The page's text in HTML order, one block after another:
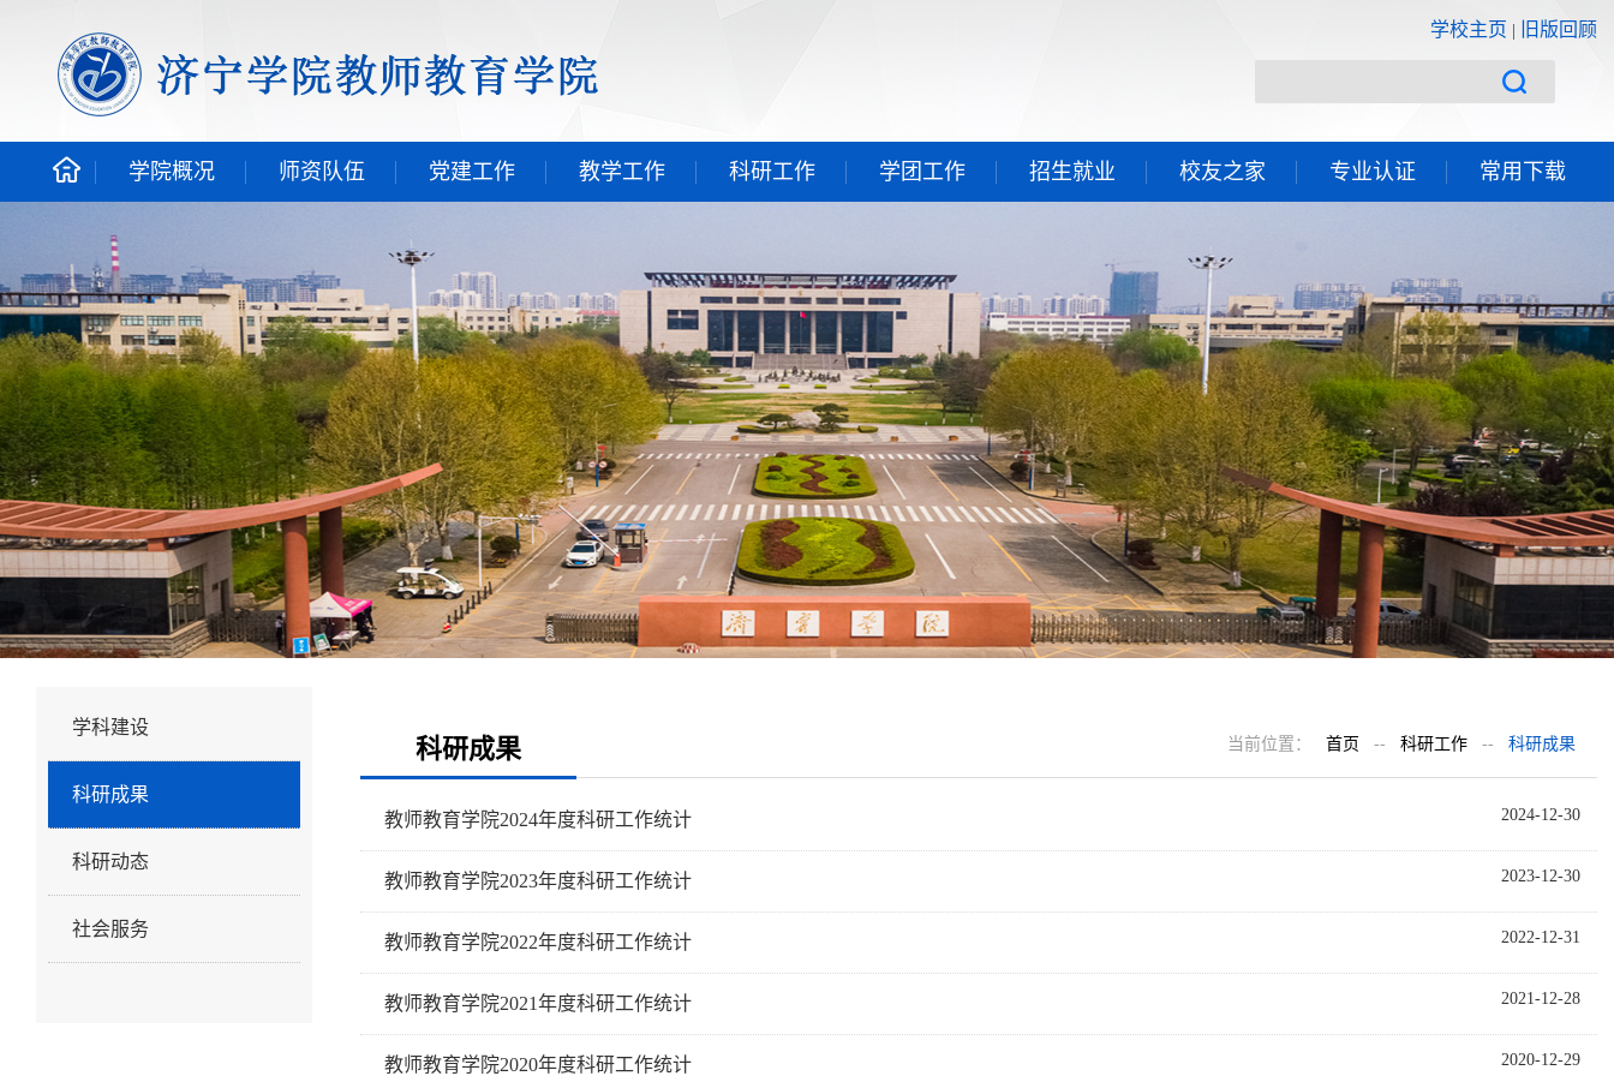
学校主页 旧版回顾
学院概况 师资队伍 党建工作 教学工作 科研工作 学团工作 招生就业 校友之家 专业认证 常用下载
科研工作
学科建设
科研成果
科研动态
社会服务
科研成果 当前位置： 首页 -- 科研工作 -- 科研成果
教师教育学院2024年度科研工作统计 2024-12-30
教师教育学院2023年度科研工作统计 2023-12-30
教师教育学院2022年度科研工作统计 2022-12-31
教师教育学院2021年度科研工作统计 2021-12-28
教师教育学院2020年度科研工作统计 2020-12-29